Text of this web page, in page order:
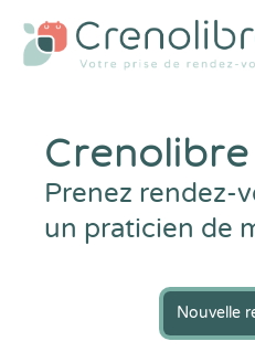
Crenolibre
Prenez rendez-
un praticien de
Nouvelle